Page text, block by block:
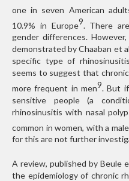
one in seven American
10.9% in Europe9 . There
gender differences.
demonstrated by Chaaban et
specific type of
seems to suggest that
more frequent in men9. But
sensitive people (a
rhinosinusitis with nasal
common in women, with a
for this are not further
A review, published by Beule
the epidemiology of chronic